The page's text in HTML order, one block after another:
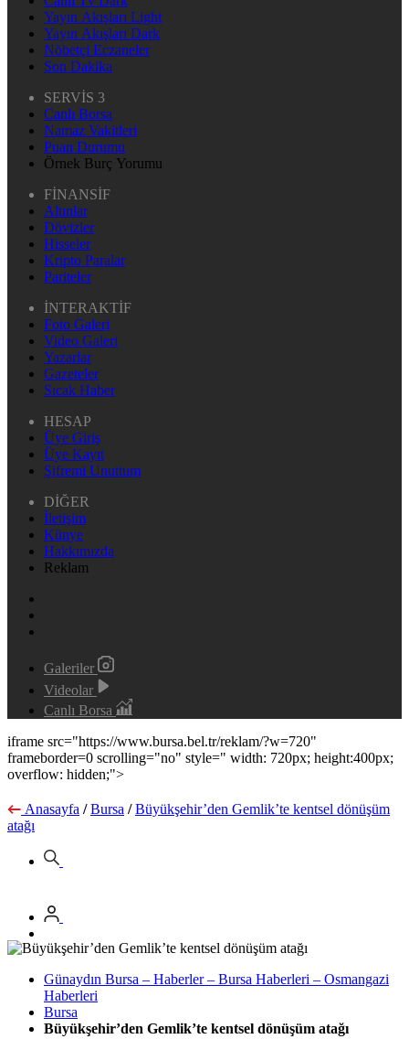
Yayın Akışları Light
Yayın Akışları Dark
Nöbetçi Eczaneler
Son Dakika
SERVİS 3
Canlı Borsa
Namaz Vakitleri
Puan Durumu
Örnek Burç Yorumu
FİNANSİF
Altınlar
Dövizler
Hisseler
Kripto Paralar
Pariteler
İNTERAKTİF
Foto Galeri
Video Galeri
Yazarlar
Gazeteler
Sıcak Haber
HESAP
Üye Giriş
Üye Kayıt
Şifremi Unuttum
DİĞER
İletişim
Künye
Hakkımızda
Reklam
Galeriler
Videolar
Canlı Borsa
iframe src="https://www.bursa.bel.tr/reklam/?w=720"
frameborder=0 scrolling="no" style=" width: 720px; height:400px;
overflow: hidden;">
Anasayfa / Bursa / Büyükşehir’den Gemlik’te kentsel dönüşüm
atağı
Günaydın Bursa – Haberler – Bursa Haberleri – Osmangazi
Haberleri
Bursa
Büyükşehir’den Gemlik’te kentsel dönüşüm atağı